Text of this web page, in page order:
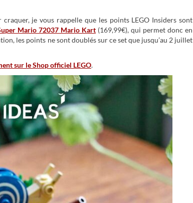
je vous rappelle que les points LEGO Insiders sont
Mario 72037 Mario Kart (169,99€), qui permet donc en
les points ne sont doublés sur ce set que jusqu’au 2 juillet
sur le Shop officiel LEGO.